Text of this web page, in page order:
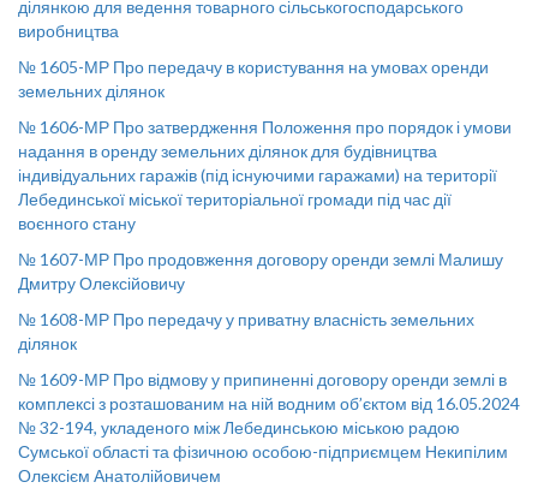
ділянкою для ведення товарного сільськогосподарського
виробництва
№ 1605-МР Про передачу в користування на умовах оренди
земельних ділянок
№ 1606-МР Про затвердження Положення про порядок і умови
надання в оренду земельних ділянок для будівництва
індивідуальних гаражів (під існуючими гаражами) на території
Лебединської міської територіальної громади під час дії
воєнного стану
№ 1607-МР Про продовження договору оренди землі Малишу
Дмитру Олексійовичу
№ 1608-МР Про передачу у приватну власність земельних
ділянок
№ 1609-МР Про відмову у припиненні договору оренди землі в
комплексі з розташованим на ній водним об’єктом від 16.05.2024
№ 32-194, укладеного між Лебединською міською радою
Сумської області та фізичною особою-підприємцем Некипілим
Олексієм Анатолійовичем